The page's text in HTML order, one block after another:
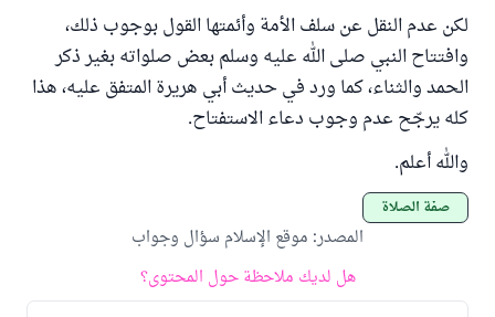
لكن عدم النقل عن سلف الأمة وأئمتها القول بوجوب ذلك،
وافتتاح النبي صلى الله عليه وسلم بعض صلواته بغير ذكر
الحمد والثناء، كما ورد في حديث أبي هريرة المتفق عليه، هذا
كله يرجّح عدم وجوب دعاء الاستفتاح.
والله أعلم.
صفة الصلاة
المصدر: موقع الإسلام سؤال وجواب
هل لديك ملاحظة حول المحتوى؟